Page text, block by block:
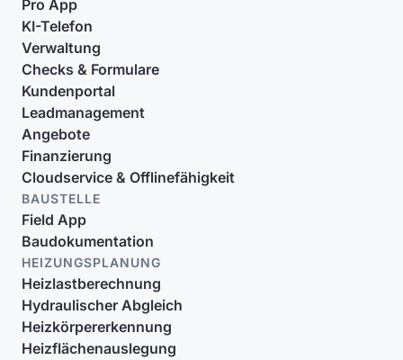
Pro App
KI-Telefon
Verwaltung
Checks & Formulare
Kundenportal
Leadmanagement
Angebote
Finanzierung
Cloudservice & Offlinefähigkeit
BAUSTELLE
Field App
Baudokumentation
HEIZUNGSPLANUNG
Heizlastberechnung
Hydraulischer Abgleich
Heizkörpererkennung
Heizflächenauslegung